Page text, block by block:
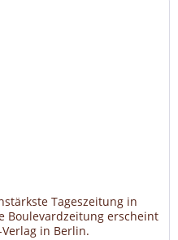
Tageszeitung in
Boulevardzeitung erscheint
in Berlin.